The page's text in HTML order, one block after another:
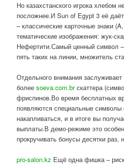
Но казахстанского игрока хлебом
посложнее.И Sun of Egypt 3 её
– классические карточные знаки
тематические изображения: жук-
Нефертити.Самый ценный символ
пять таких на линии, множитель
Отдельного внимания заслуживает
болееsoeva.com.brскаттера
фриспинов.Во время бесплатных
появляются специальные
накапливаться, и в итоге вы
выплаты.В демо-режиме это
прокручивать бонусы десятки раз,
pro-salon.kz Ещё одна фишка –